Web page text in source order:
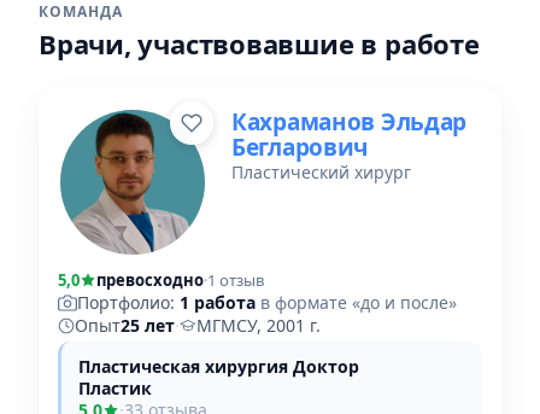
КОМАНДА
Врачи, участвовавшие в работе
Кахраманов Эльдар
Бегларович
Пластический хирург
5,0 превосходно·1 отзыв
Портфолио: 1 работа в формате «до и после»
Опыт25 лет·
МГМСУ, 2001 г.
Пластическая хирургия Доктор
Пластик